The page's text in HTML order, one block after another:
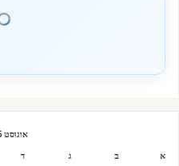
אוגוסט 2026
א
ב ג ד